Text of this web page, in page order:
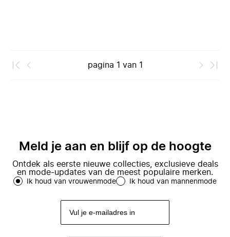
pagina 1 van 1
Meld je aan en blijf op de hoogte
Ontdek als eerste nieuwe collecties, exclusieve deals
en mode-updates van de meest populaire merken.
Ik houd van vrouwenmode Ik houd van mannenmode